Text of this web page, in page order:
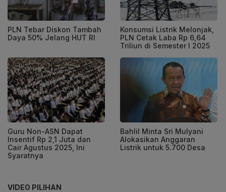
PLN Tebar Diskon Tambah
Daya 50% Jelang HUT RI
Konsumsi Listrik Melonjak,
PLN Cetak Laba Rp 6,64
Triliun di Semester I 2025
Guru Non-ASN Dapat
Insentif Rp 2,1 Juta dan
Cair Agustus 2025, Ini
Syaratnya
Bahlil Minta Sri Mulyani
Alokasikan Anggaran
Listrik untuk 5.700 Desa
VIDEO PILIHAN